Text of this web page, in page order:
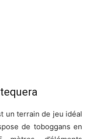
un terrain de jeu idéal
de toboggans en